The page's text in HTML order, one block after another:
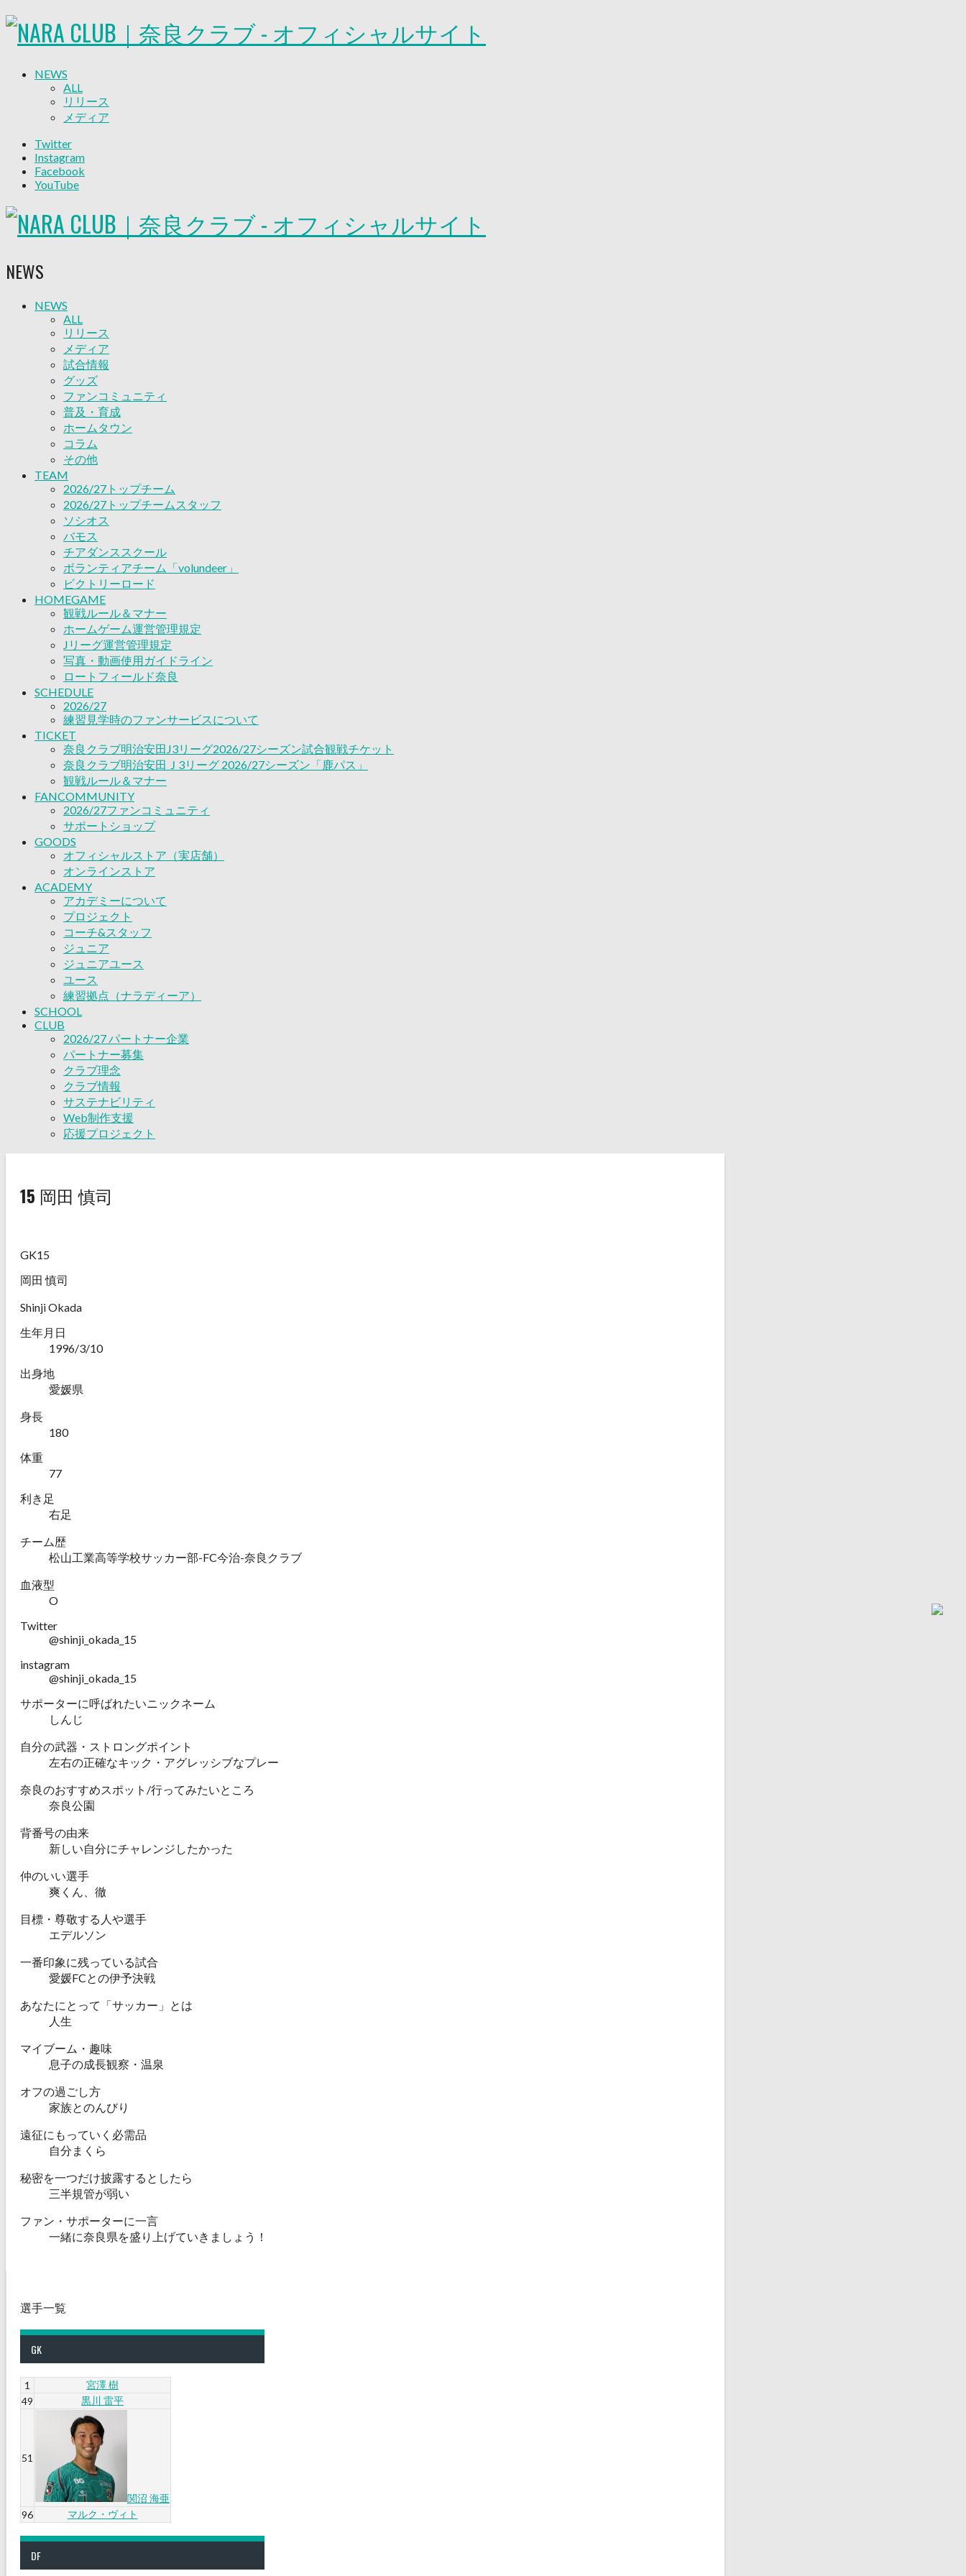
NEWS
ALL
リリース
メディア
グッズ
ファンコミュニティ
普及・育成
コラム
その他
バモス
チアダンススクール
ボランティアチーム「volundeer」
ビクトリーロード
HOMEGAME
観戦ルール＆マナー
ホームゲーム運営管理規定
Jリーグ運営管理規定
写真・動画使用ガイドライン
ロートフィールド奈良
SCHEDULE
2026/27
練習見学時のファンサービスについて
TICKET
奈良クラブ明治安田J3リーグ2026/27シーズン試合観戦チケット
奈良クラブ明治安田Ｊ3リーグ 2026/27シーズン「鹿パス」
観戦ルール＆マナー
FANCOMMUNITY
2026/27ファンコミュニティ
サポートショップ
GOODS
オフィシャルストア（実店舗）
オンラインストア
ACADEMY
アカデミーについて
プロジェクト
コーチ&スタッフ
ジュニア
ジュニアユース
ユース
練習拠点（ナラディーア）
SCHOOL
CLUB
2026/27 パートナー企業
パートナー募集
クラブ理念
クラブ情報
サステナビリティ
Web制作支援
応援プロジェクト
Twitter
Instagram
Facebook
YouTube
NEWS
NEWS
ALL
リリース
メディア
試合情報
グッズ
ファンコミュニティ
普及・育成
ホームタウン
コラム
その他
TEAM
2026/27トップチーム
2026/27トップチームスタッフ
ソシオス
バモス
チアダンススクール
ボランティアチーム「volundeer」
ビクトリーロード
HOMEGAME
観戦ルール＆マナー
ホームゲーム運営管理規定
Jリーグ運営管理規定
写真・動画使用ガイドライン
ロートフィールド奈良
SCHEDULE
2026/27
練習見学時のファンサービスについて
TICKET
奈良クラブ明治安田J3リーグ2026/27シーズン試合観戦チケット
奈良クラブ明治安田Ｊ3リーグ 2026/27シーズン「鹿パス」
観戦ルール＆マナー
FANCOMMUNITY
2026/27ファンコミュニティ
サポートショップ
GOODS
オフィシャルストア（実店舗）
オンラインストア
ACADEMY
アカデミーについて
プロジェクト
コーチ&スタッフ
ジュニア
ジュニアユース
ユース
練習拠点（ナラディーア）
SCHOOL
CLUB
2026/27 パートナー企業
パートナー募集
クラブ理念
クラブ情報
サステナビリティ
Web制作支援
応援プロジェクト
15 岡田 慎司
GK15
岡田 慎司
Shinji Okada
生年月日
1996/3/10
出身地
愛媛県
身長
180
体重
77
利き足
右足
チーム歴
松山工業高等学校サッカー部-FC今治-奈良クラブ
血液型
O
Twitter
@shinji_okada_15
instagram
@shinji_okada_15
サポーターに呼ばれたいニックネーム
しんじ
自分の武器・ストロングポイント
左右の正確なキック・アグレッシブなプレー
奈良のおすすめスポット/行ってみたいところ
奈良公園
背番号の由来
新しい自分にチャレンジしたかった
仲のいい選手
爽くん、徹
目標・尊敬する人や選手
エデルソン
一番印象に残っている試合
愛媛FCとの伊予決戦
あなたにとって「サッカー」とは
人生
マイブーム・趣味
息子の成長観察・温泉
オフの過ごし方
家族とのんびり
遠征にもっていく必需品
自分まくら
秘密を一つだけ披露するとしたら
三半規管が弱い
ファン・サポーターに一言
一緒に奈良県を盛り上げていきましょう！
選手一覧
GK
1
宮澤 樹
49
黒川 雷平
51
関沼 海亜
96
マルク・ヴィト
DF